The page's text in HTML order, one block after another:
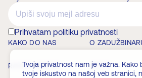
Prihvatam politiku privatnosti
KAKO DO NAS O
RADNO VREME VESTI
Tvoja privatnost nam je važna. Kako
tvoje iskustvo na našoj veb stranici,